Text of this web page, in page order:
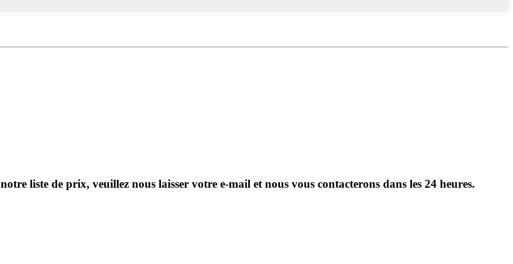
liste de prix, veuillez nous laisser votre e-mail et nous vous contacterons dans les 24 heures.